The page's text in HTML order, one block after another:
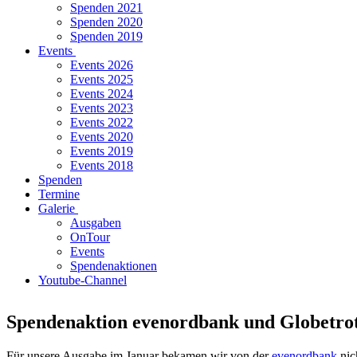
Spenden 2021
Spenden 2020
Spenden 2019
Events
Events 2026
Events 2025
Events 2024
Events 2023
Events 2022
Events 2020
Events 2019
Events 2018
Spenden
Termine
Galerie
Ausgaben
OnTour
Events
Spendenaktionen
Youtube-Channel
Spendenaktion evenordbank und